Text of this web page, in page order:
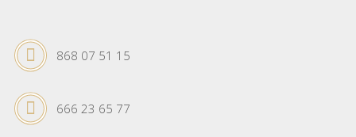
868 07 51 15
666 23 65 77